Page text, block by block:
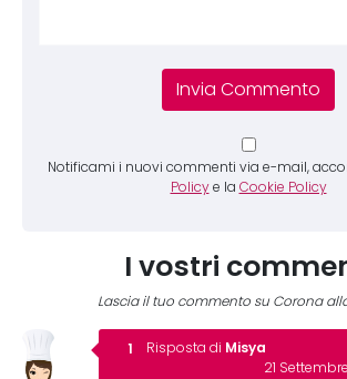
Notificami i nuovi commenti via e-mail,
Policy e la Cookie Policy
I vostri
Lascia il tuo commento su Corona
Risposta di Misya
21